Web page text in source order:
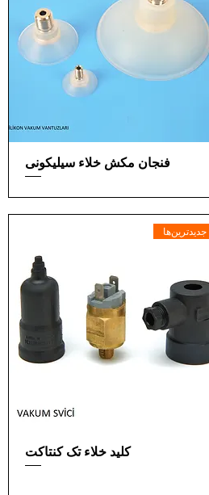
فنجان مکش خلاء سیلیکونی
جدیدترین‌ها
کلید خلاء تک کنتاکت